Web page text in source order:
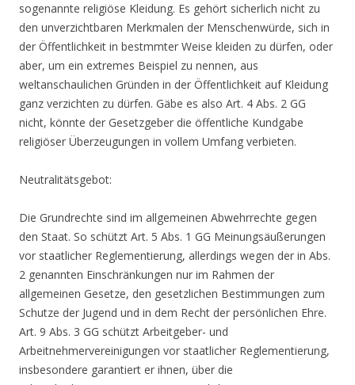
sogenannte religiöse Kleidung. Es gehört sicherlich nicht zu
den unverzichtbaren Merkmalen der Menschenwürde, sich in
der Öffentlichkeit in bestmmter Weise kleiden zu dürfen, oder
aber, um ein extremes Beispiel zu nennen, aus
weltanschaulichen Gründen in der Öffentlichkeit auf Kleidung
ganz verzichten zu dürfen. Gäbe es also Art. 4 Abs. 2 GG
nicht, könnte der Gesetzgeber die öffentliche Kundgabe
religiöser Überzeugungen in vollem Umfang verbieten.
Neutralitätsgebot:
Die Grundrechte sind im allgemeinen Abwehrrechte gegen
den Staat. So schützt Art. 5 Abs. 1 GG Meinungsäußerungen
vor staatlicher Reglementierung, allerdings wegen der in Abs.
2 genannten Einschränkungen nur im Rahmen der
allgemeinen Gesetze, den gesetzlichen Bestimmungen zum
Schutze der Jugend und in dem Recht der persönlichen Ehre.
Art. 9 Abs. 3 GG schützt Arbeitgeber- und
Arbeitnehmervereinigungen vor staatlicher Reglementierung,
insbesondere garantiert er ihnen, über die